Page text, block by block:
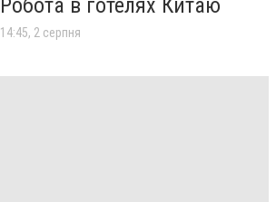
Робота в готелях Китаю
14:45, 2 серпня